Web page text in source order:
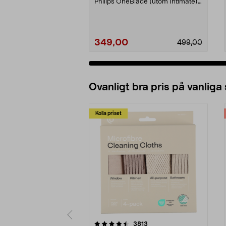
Philips OneBlade (utom Intimate).
349,00 499,00
Ovanligt bra pris på vanliga
Kolla priset
3813
4.0av 5 stjärnor